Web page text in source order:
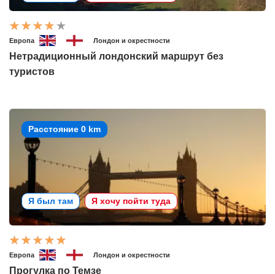
Европа Лондон и окрестности
Нетрадиционный лондонский маршрут без
туристов
Расстояние 0 km
Я был там Я хочу пойти туда
Европа Лондон и окрестности
Прогулка по Темзе